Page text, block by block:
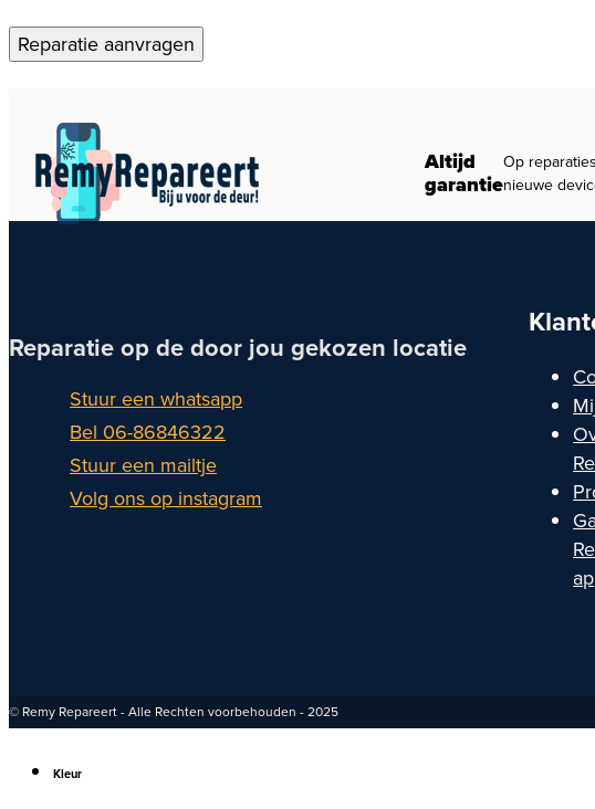
Reparatie aanvragen
Altijd
garantie
Op
nieuwe
Reparatie op de door jou gekozen locatie
Stuur een whatsapp
Bel 06-86846322
Stuur een mailtje
Volg ons op instagram
© Remy Repareert - Alle Rechten voorbehouden - 2025
Kleur